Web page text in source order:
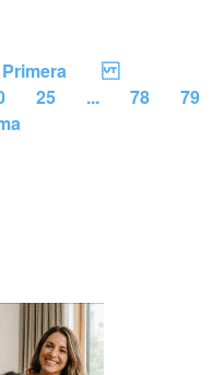
Primera
25 ... 78
79